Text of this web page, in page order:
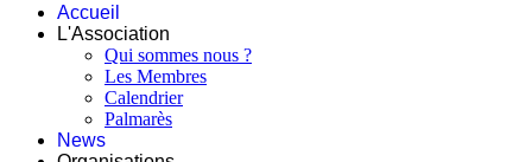
Accueil
L'Association
Qui sommes nous ?
Les Membres
Calendrier
Palmarès
News